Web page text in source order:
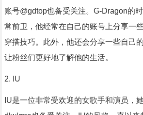
账号@gdtop也备受关注。G-Dragon的
常前卫，他经常在自己的账号上分享一
穿搭技巧。此外，他还会分享一些自己
让粉丝们更好地了解他的生活。
2. IU
IU是一位非常受欢迎的女歌手和演员，